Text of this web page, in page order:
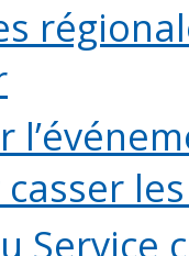
les
Service